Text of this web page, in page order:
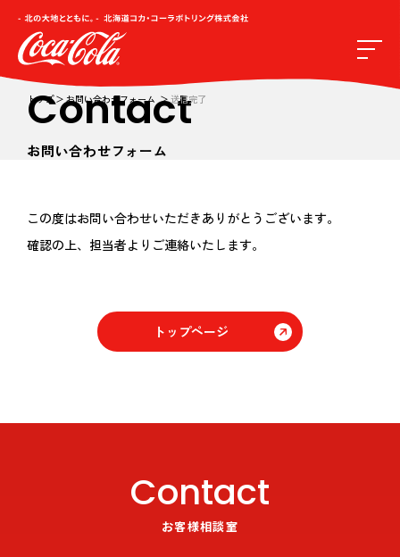
トップ お問い合わせフォーム 送信完了
Contact
お問い合わせフォーム
この度はお問い合わせいただきありがとうございます。
確認の上、担当者よりご連絡いたします。
トップページ
Contact
お客様相談室